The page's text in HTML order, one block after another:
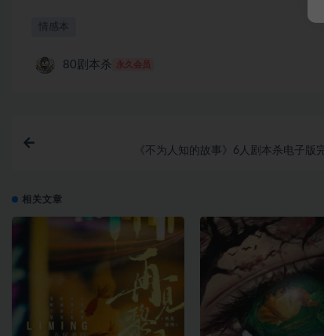
情感本
80剧本杀 永久会员
《不为人知的故事》6人剧本杀电子版
相关文章